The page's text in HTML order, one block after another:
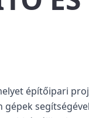
építőipari
gépek